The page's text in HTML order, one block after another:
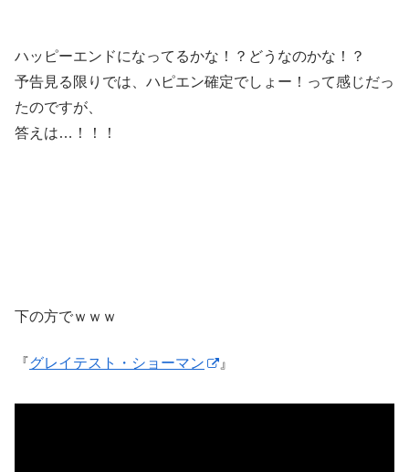
ハッピーエンドになってるかな！？どうなのかな！？
予告見る限りでは、ハピエン確定でしょー！って感じだっ
たのですが、
答えは…！！！
下の方でｗｗｗ
『グレイテスト・ショーマン 』